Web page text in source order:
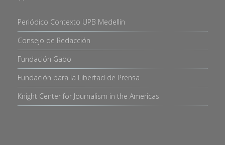
Periódico Contexto UPB Medellín
Consejo de Redacción
Fundación Gabo
Fundación para la Libertad de Prensa
Knight Center for Journalism in the Americas